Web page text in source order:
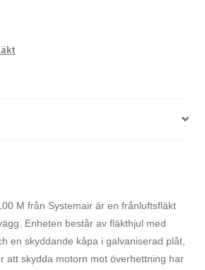
M från Systemair är en frånluftsfläkt
Enheten består av fläkthjul med
en skyddande kåpa i galvaniserad plåt,
att skydda motorn mot överhettning har